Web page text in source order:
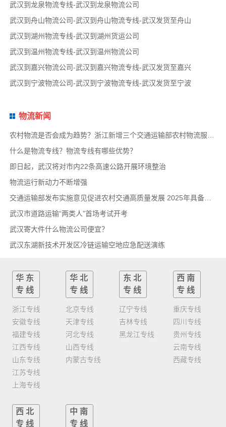
武汉到龙泉物流专线-武汉到龙泉物流公司
武汉到舟山物流公司-武汉到舟山物流专线-武汉发货至舟山
武汉到湖州物流专线-武汉到湖州货运公司
武汉到温州物流专线-武汉到温州物流公司
武汉到嘉兴物流公司-武汉到嘉兴物流专线-武汉发货至嘉兴
武汉到宁波物流公司-武汉到宁波物流专线-武汉发货至宁波
物流新闻
什么是物流专线？物流专线有哪些优势？
即日起，武汉将对市内22条高速公路开展环境整治
物流运行新动力不断增强
交通运输部发布实施意见促进农村交通高质量发展 2025年具备条件建制村基本通物流快递
武汉市道路运输“两类人”首场考试开考
武汉寄大件什么物流公司便宜？
武汉东湖新技术开发区冷链运输空地应急配送演练
华东
专线
浙江专线
安徽专线
福建专线
江西专线
山东专线
江苏专线
上海专线
华北
专线
北京专线
天津专线
河北专线
山西专线
内蒙古专线
东北
专线
辽宁专线
吉林专线
黑龙江专线
西南
专线
重庆专线
四川专线
贵州专线
云南专线
西藏专线
西北
专线
中南
专线